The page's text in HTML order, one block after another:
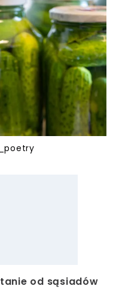
od sąsiadów